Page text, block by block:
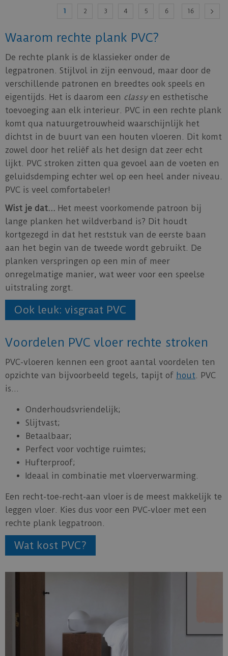
1 2 3 4 5 6 16
Waarom rechte plank PVC?
De rechte plank is de klassieker onder de
legpatronen. Stijlvol in zijn eenvoud, maar door de
verschillende patronen en breedtes ook speels en
eigentijds. Het is daarom een classyen esthetische
toevoeging aan elk interieur. PVC in een rechte plank
komt qua natuurgetrouwheid waarschijnlijk het
dichtst in de buurt van een houten vloeren. Dit komt
zowel door het reliëf als het design dat zeer echt
lijkt. PVC stroken zitten qua gevoel aan de voeten en
geluidsdemping echter wel op een heel ander niveau.
PVC is veel comfortabeler!
Wist je dat… Het meest voorkomende patroon bij
lange planken het wildverband is? Dit houdt
kortgezegd in dat het reststuk van de eerste baan
aan het begin van de tweede wordt gebruikt. De
planken verspringen op een min of meer
onregelmatige manier, wat weer voor een speelse
uitstraling zorgt.
Ook leuk: visgraat PVC
Voordelen PVC vloer rechte stroken
PVC-vloeren kennen een groot aantal voordelen ten
opzichte van bijvoorbeeld tegels, tapijt of hout. PVC
is…
Onderhoudsvriendelijk;
Slijtvast;
Betaalbaar;
Perfect voor vochtige ruimtes;
Hufterproof;
Ideaal in combinatie met vloerverwarming.
Een recht-toe-recht-aan vloer is de meest makkelijk te
leggen vloer. Kies dus voor een PVC-vloer met een
rechte plank legpatroon.
Wat kost PVC?